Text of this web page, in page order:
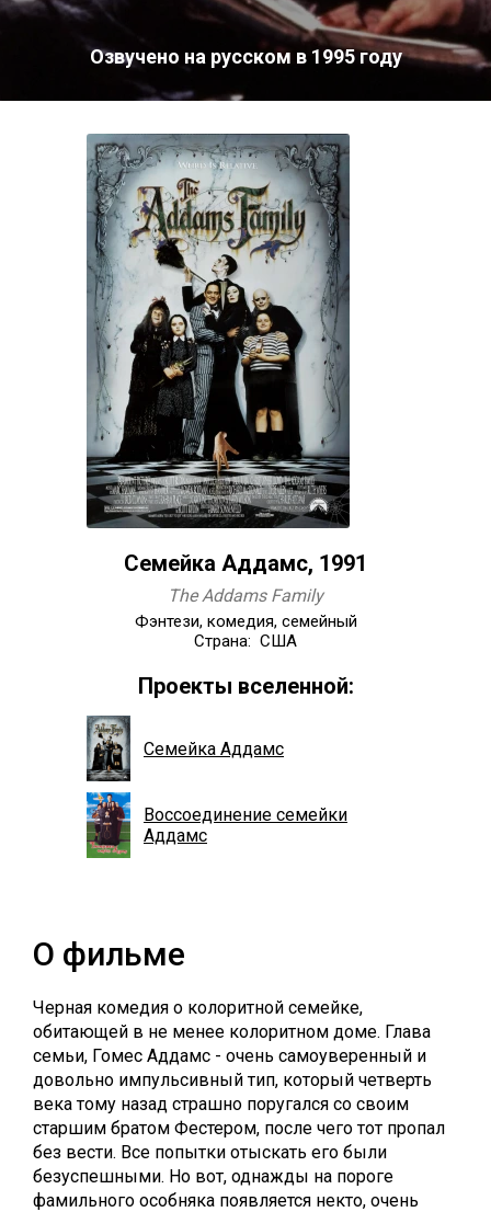
Озвучено на русском в 1995 году
Семейка Аддамс, 1991
The Addams Family
Фэнтези, комедия, семейный
Страна: США
Проекты вселенной:
Семейка Аддамс
Воссоединение семейки
Аддамс
О фильме
Черная комедия о колоритной семейке,
обитающей в не менее колоритном доме. Глава
семьи, Гомес Аддамс - очень самоуверенный и
довольно импульсивный тип, который четверть
века тому назад страшно поругался со своим
старшим братом Фестером, после чего тот пропал
без вести. Все попытки отыскать его были
безуспешными. Но вот, однажды на пороге
фамильного особняка появляется некто, очень